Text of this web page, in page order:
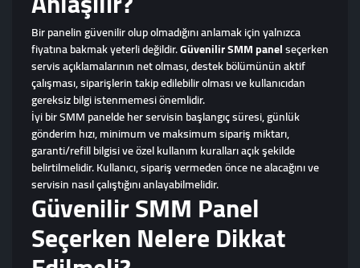
Bir panelin güvenilir olup olmadığını anlamak için yalnızca
fiyatına bakmak yeterli değildir.Güvenilir SMM panelseçerken
servis açıklamalarının net olması, destek bölümünün aktif
çalışması, siparişlerin takip edilebilir olması ve kullanıcıdan
gereksiz bilgi istenmemesi önemlidir.
İyi bir SMM panelde her servisin başlangıç süresi, günlük
gönderim hızı, minimum ve maksimum sipariş miktarı,
garanti/refill bilgisi ve özel kullanım kuralları açık şekilde
belirtilmelidir. Kullanıcı, sipariş vermeden önce ne alacağını ve
servisin nasıl çalıştığını anlayabilmelidir.
Güvenilir SMM Panel
Seçerken Nelere Dikkat